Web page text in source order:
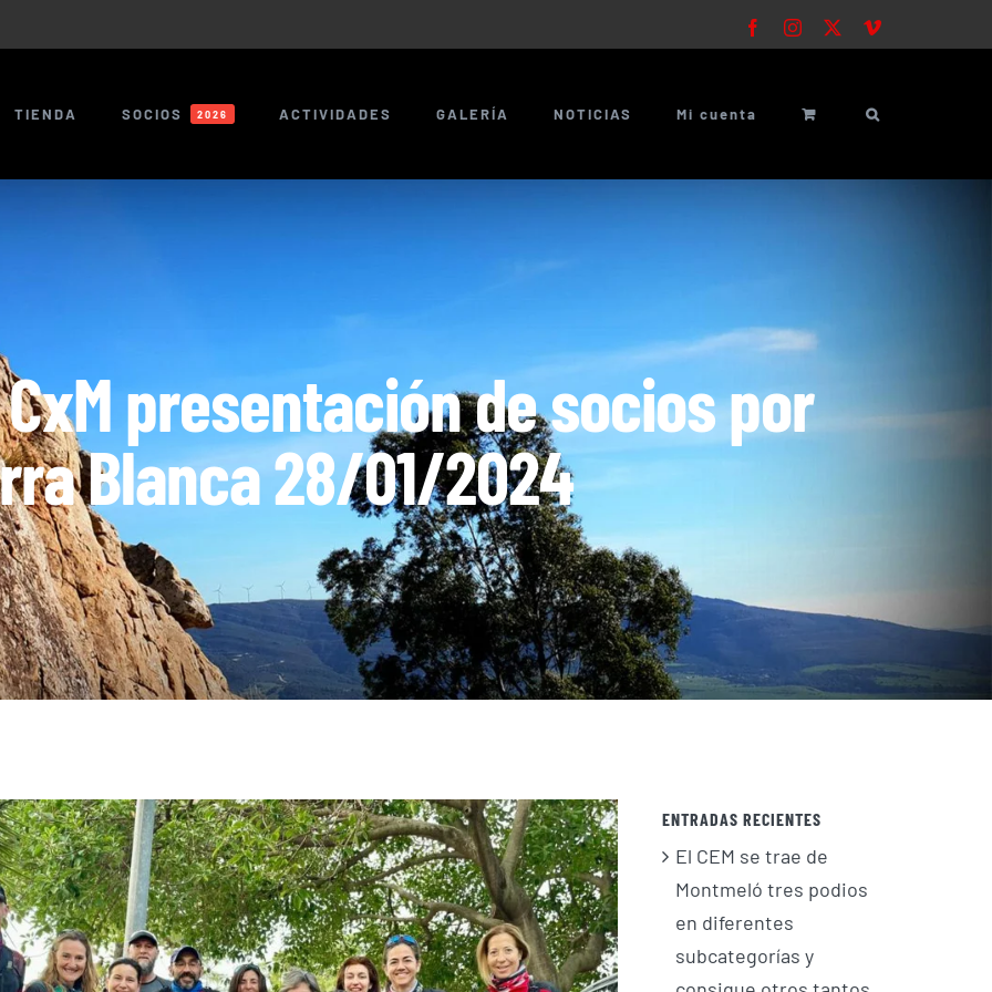
FacebookInstagram Vimeo
TIENDA SOCIOS 2026 ACTIVIDADES GALERÍA NOTICIAS Mi cuenta
presentación de socios por
Blanca 28/01/2024
ENTRADAS RECIENTES
El CEM se trae de
Montmeló tres podios
en diferentes
subcategorías y